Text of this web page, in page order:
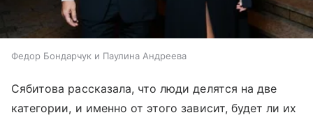
Федор Бондарчук и Паулина Андреева
Сябитова рассказала, что люди делятся на две
категории, и именно от этого зависит, будет ли их